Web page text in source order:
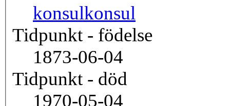
konsulkonsul
Tidpunkt - födelse
1873-06-04
Tidpunkt - död
1970-05-04